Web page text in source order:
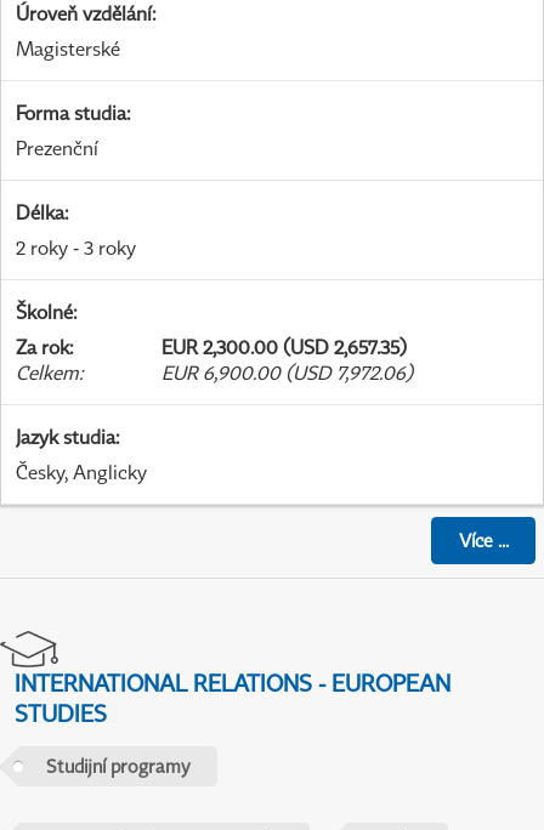
Úroveň vzdělání:
Magisterské
Forma studia:
Prezenční
Délka:
2 roky - 3 roky
Školné:
Za rok:
EUR 2,300.00 (USD 2,657.35)
Celkem: EUR 6,900.00 (USD 7,972.06)
Jazyk studia:
Česky, Anglicky
Více...
INTERNATIONAL RELATIONS - EUROPEAN
STUDIES
Studijní programy